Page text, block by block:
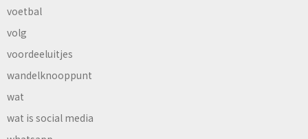
voetbal
volg
voordeeluitjes
wandelknooppunt
wat
wat is social media